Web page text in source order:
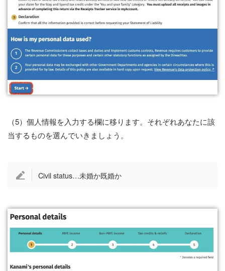
（5）個人情報を入力する欄に移ります。それぞれあなたに該
当するものを選んでいきましょう。
Civil status…未婚か既婚か